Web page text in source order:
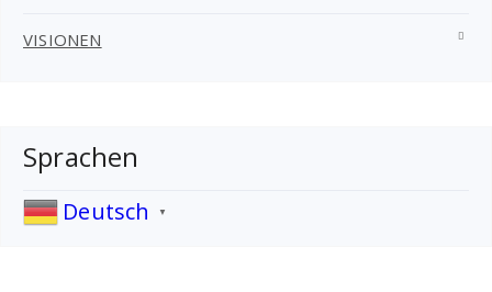
VISIONEN
Sprachen
Deutsch ▼